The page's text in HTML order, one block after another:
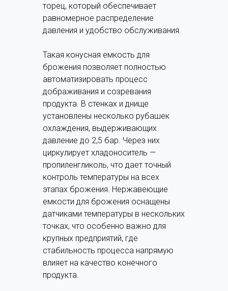
торец, который обеспечивает
равномерное распределение
давления и удобство обслуживания.
Такая конусная емкость для
брожения позволяет полностью
автоматизировать процесс
дображивания и созревания
продукта. В стенках и днище
установлены несколько рубашек
охлаждения, выдерживающих
давление до 2,5 бар. Через них
циркулирует хладоноситель —
пропиленгликоль, что дает точный
контроль температуры на всех
этапах брожения. Нержавеющие
емкости для брожения оснащены
датчиками температуры в нескольких
точках, что особенно важно для
крупных предприятий, где
стабильность процесса напрямую
влияет на качество конечного
продукта.